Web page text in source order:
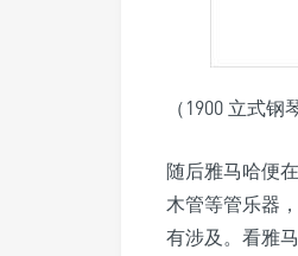
（1900 立式钢
随后雅马哈便
木管等管乐器
有涉及。看雅